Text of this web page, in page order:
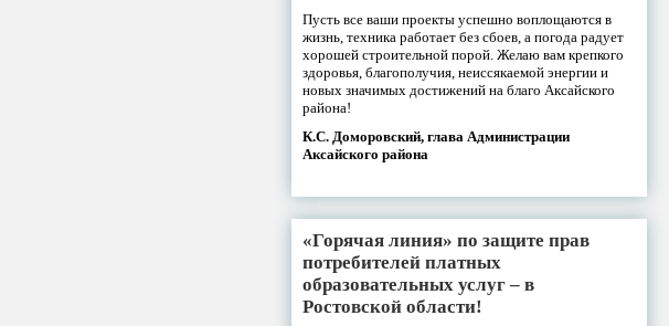
Пусть все ваши проекты успешно воплощаются в
жизнь, техника работает без сбоев, а погода радует
хорошей строительной порой. Желаю вам крепкого
здоровья, благополучия, неиссякаемой энергии и
новых значимых достижений на благо Аксайского
района!
К.С. Доморовский, глава Администрации
Аксайского района
«Горячая линия» по защите прав
потребителей платных
образовательных услуг – в
Ростовской области!